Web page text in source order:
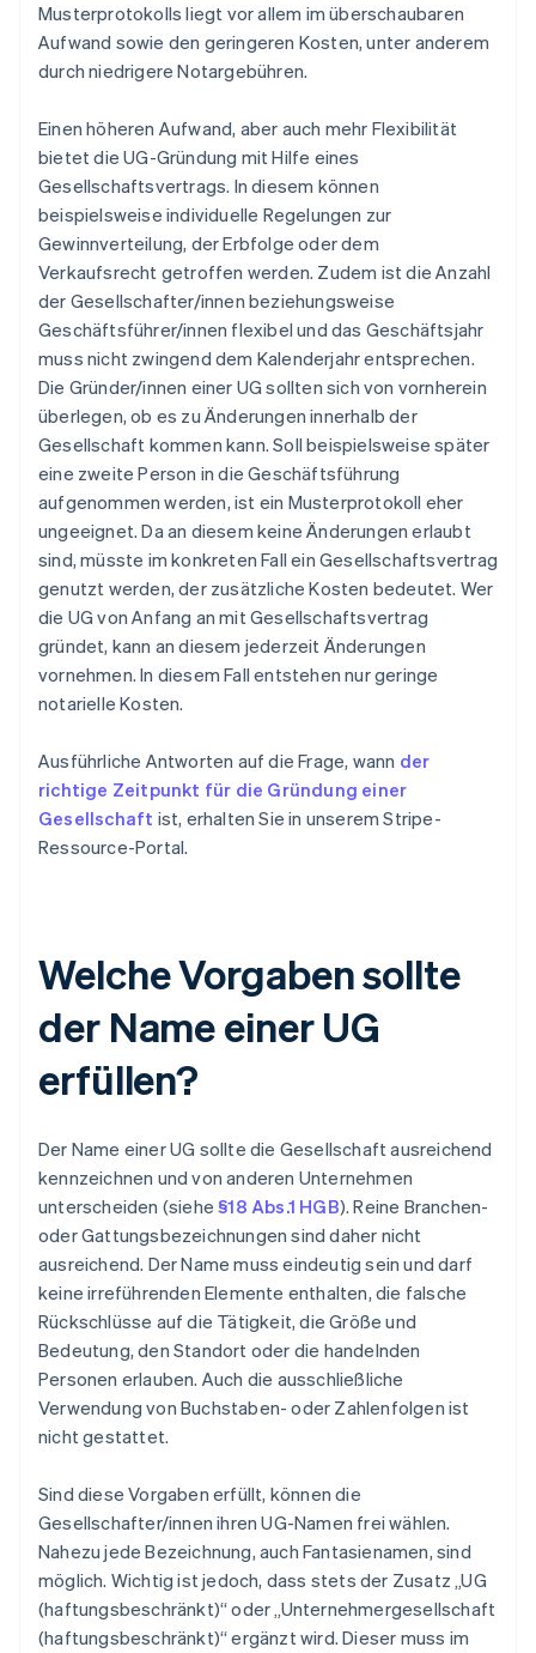
Musterprotokolls liegt vor allem im überschaubaren
Aufwand sowie den geringeren Kosten, unter anderem
durch niedrigere Notargebühren.
Einen höheren Aufwand, aber auch mehr Flexibilität
bietet die UG-Gründung mit Hilfe eines
Gesellschaftsvertrags. In diesem können
beispielsweise individuelle Regelungen zur
Gewinnverteilung, der Erbfolge oder dem
Verkaufsrecht getroffen werden. Zudem ist die Anzahl
der Gesellschafter/innen beziehungsweise
Geschäftsführer/innen flexibel und das Geschäftsjahr
muss nicht zwingend dem Kalenderjahr entsprechen.
Die Gründer/innen einer UG sollten sich von vornherein
überlegen, ob es zu Änderungen innerhalb der
Gesellschaft kommen kann. Soll beispielsweise später
eine zweite Person in die Geschäftsführung
aufgenommen werden, ist ein Musterprotokoll eher
ungeeignet. Da an diesem keine Änderungen erlaubt
sind, müsste im konkreten Fall ein Gesellschaftsvertrag
genutzt werden, der zusätzliche Kosten bedeutet. Wer
die UG von Anfang an mit Gesellschaftsvertrag
gründet, kann an diesem jederzeit Änderungen
vornehmen. In diesem Fall entstehen nur geringe
notarielle Kosten.
Ausführliche Antworten auf die Frage, wann der
richtige Zeitpunkt für die Gründung einer
Gesellschaft ist, erhalten Sie in unserem Stripe-
Ressource-Portal.
Welche Vorgaben sollte
der Name einer UG
erfüllen?
Der Name einer UG sollte die Gesellschaft ausreichend
kennzeichnen und von anderen Unternehmen
unterscheiden (siehe§18 Abs.1 HGB). Reine Branchen-
oder Gattungsbezeichnungen sind daher nicht
ausreichend. Der Name muss eindeutig sein und darf
keine irreführenden Elemente enthalten, die falsche
Rückschlüsse auf die Tätigkeit, die Größe und
Bedeutung, den Standort oder die handelnden
Personen erlauben. Auch die ausschließliche
Verwendung von Buchstaben- oder Zahlenfolgen ist
nicht gestattet.
Sind diese Vorgaben erfüllt, können die
Gesellschafter/innen ihren UG-Namen frei wählen.
Nahezu jede Bezeichnung, auch Fantasienamen, sind
möglich. Wichtig ist jedoch, dass stets der Zusatz „UG
(haftungsbeschränkt)“ oder „Unternehmergesellschaft
(haftungsbeschränkt)“ ergänzt wird. Dieser muss im